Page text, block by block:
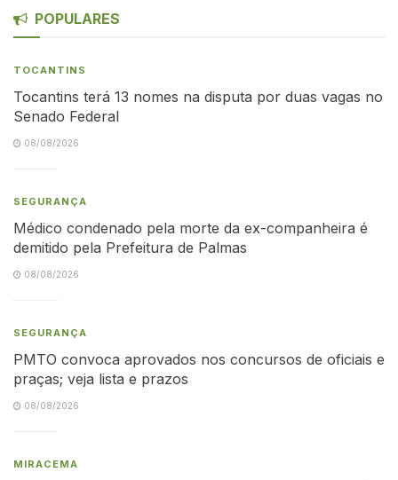
POPULARES
TOCANTINS
Tocantins terá 13 nomes na disputa por duas vagas no
Senado Federal
08/08/2026
SEGURANÇA
Médico condenado pela morte da ex-companheira é
demitido pela Prefeitura de Palmas
08/08/2026
SEGURANÇA
PMTO convoca aprovados nos concursos de oficiais e
praças; veja lista e prazos
08/08/2026
MIRACEMA